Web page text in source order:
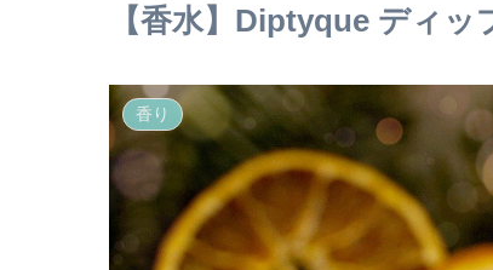
【香水】Diptyque ディ
香り